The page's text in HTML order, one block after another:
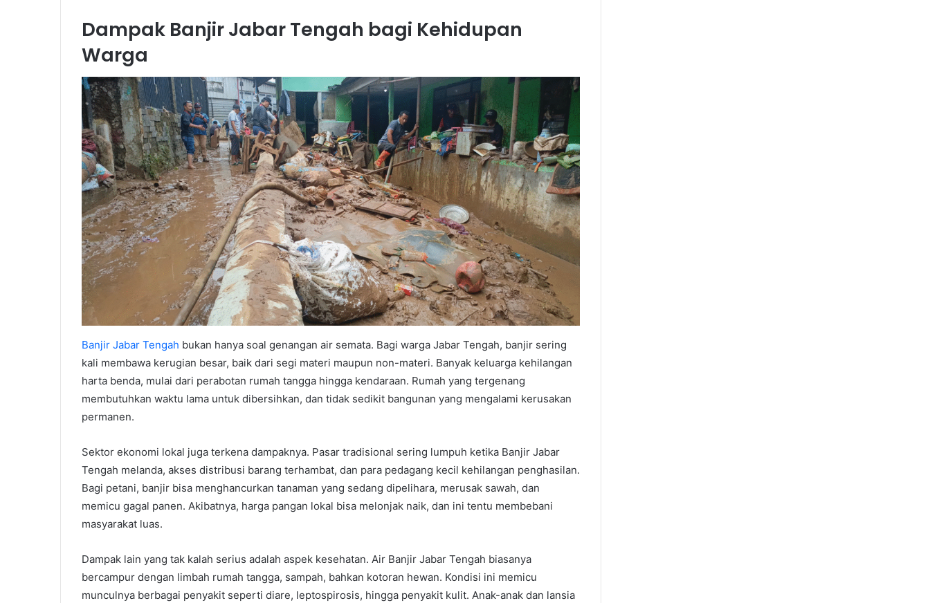
Dampak Banjir Jabar Tengah bagi Kehidupan
Warga
Banjir Jabar Tengah bukan hanya soal genangan air semata. Bagi warga Jabar Tengah, banjir sering
kali membawa kerugian besar, baik dari segi materi maupun non-materi. Banyak keluarga kehilangan
harta benda, mulai dari perabotan rumah tangga hingga kendaraan. Rumah yang tergenang
membutuhkan waktu lama untuk dibersihkan, dan tidak sedikit bangunan yang mengalami kerusakan
permanen.
Sektor ekonomi lokal juga terkena dampaknya. Pasar tradisional sering lumpuh ketika Banjir Jabar
Tengah melanda, akses distribusi barang terhambat, dan para pedagang kecil kehilangan penghasilan.
Bagi petani, banjir bisa menghancurkan tanaman yang sedang dipelihara, merusak sawah, dan
memicu gagal panen. Akibatnya, harga pangan lokal bisa melonjak naik, dan ini tentu membebani
masyarakat luas.
Dampak lain yang tak kalah serius adalah aspek kesehatan. Air Banjir Jabar Tengah biasanya
bercampur dengan limbah rumah tangga, sampah, bahkan kotoran hewan. Kondisi ini memicu
munculnya berbagai penyakit seperti diare, leptospirosis, hingga penyakit kulit. Anak-anak dan lansia